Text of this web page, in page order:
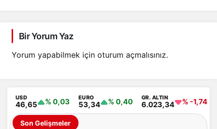
Bir Yorum Yaz
Yorum yapabilmek için oturum açmalısınız.
USD
46,65 % 0,03 EURO
53,34 % 0,40 GR. ALTIN
6.023,34 % -1,74
Son Gelişmeler